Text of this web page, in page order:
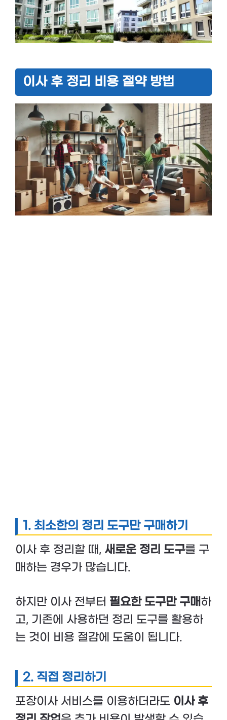
이사 후 정리 비용 절약 방법
1. 최소한의 정리 도구만 구매하기
이사 후 정리할 때, 새로운 정리 도구를 구
매하는 경우가 많습니다.
하지만 이사 전부터 필요한 도구만 구매하
고, 기존에 사용하던 정리 도구를 활용하
는 것이 비용 절감에 도움이 됩니다.
2. 직접 정리하기
포장이사 서비스를 이용하더라도 이사 후